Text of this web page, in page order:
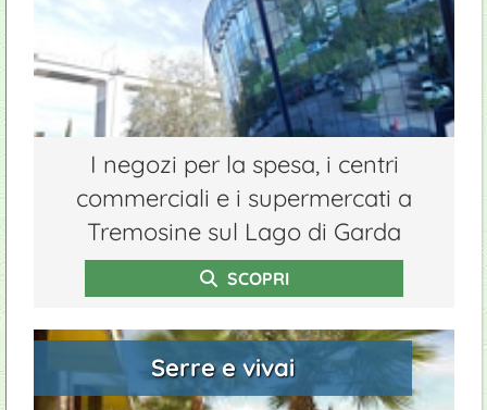
I negozi per la spesa, i centri
commerciali e i supermercati a
Tremosine sul Lago di Garda
SCOPRI
Serre e vivai